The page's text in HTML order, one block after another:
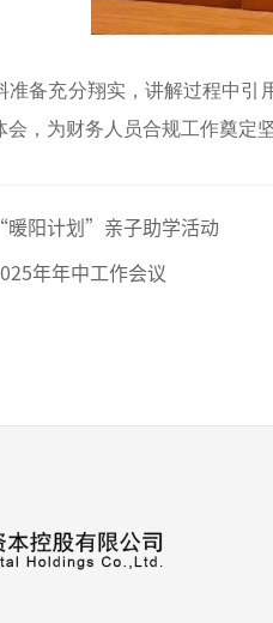
准备充分翔实，讲解过程中
，为财务人员合规工作奠定
阳计划”亲子助学活动
年年中工作会议